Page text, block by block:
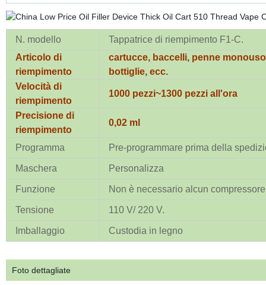
N. modello
Tappatrice di riempimento F1-C.
Articolo di
riempimento
cartucce, baccelli, penne
bottiglie, ecc.
Velocità di
riempimento
1000 pezzi~1300 pezzi all'ora
Precisione di
riempimento
0,02 ml
Programma Pre-programmare prima della
Maschera Personalizza
Funzione Non è necessario alcun
Tensione 110 V/ 220 V.
Imballaggio Custodia in legno
Foto dettagliate